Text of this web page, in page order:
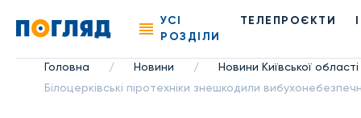
УСІ
РОЗДІЛИ
ТЕЛЕПРОЄКТИ
Головна / Новини / Новини Київської області
Білоцерківські піротехніки знешкодили